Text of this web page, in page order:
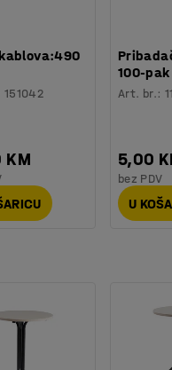
151042
KM
100-pak
Art. br.:
5,00
bez PDV
U